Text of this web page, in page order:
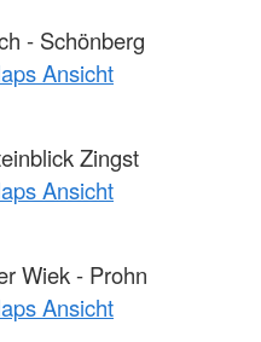
- Schönberg
Ansicht
Zingst
Ansicht
Wiek - Prohn
Ansicht